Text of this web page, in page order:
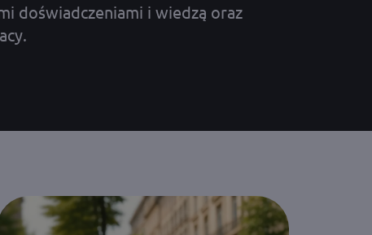
doświadczeniami i wiedzą oraz